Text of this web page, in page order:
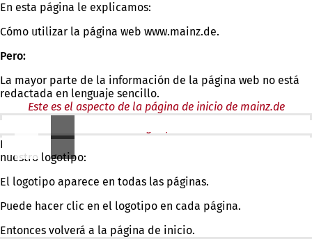
En esta página le explicamos:
Cómo utilizar la página web www.mainz.de.
Pero:
La mayor parte de la información de la página web no está
redactada en lenguaje sencillo.
Este es el aspecto de la página de inicio de mainz.de
En la parte superior izquierda de la página se encuentra
nuestro logotipo:
El logotipo aparece en todas las páginas.
Puede hacer clic en el logotipo en cada página.
Entonces volverá a la página de inicio.